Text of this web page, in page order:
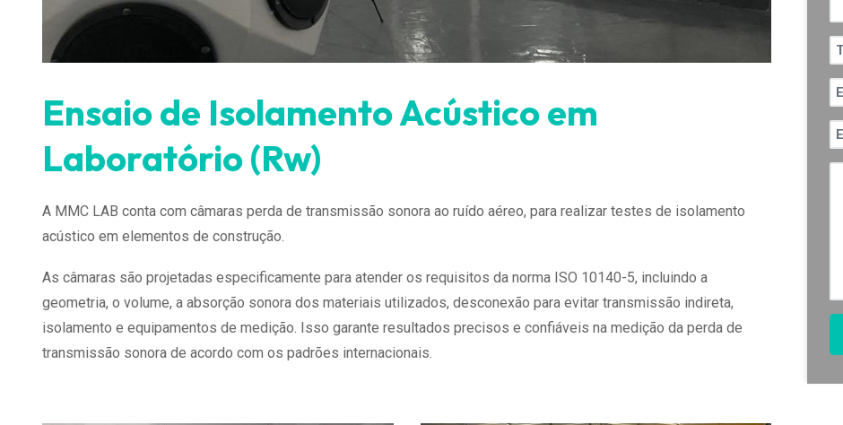
Ensaio de Isolamento Acústico em
Laboratório (Rw)
A MMC LAB conta com câmaras perda de transmissão sonora ao ruído aéreo, para realizar testes de isolamento
acústico em elementos de construção.
As câmaras são projetadas especificamente para atender os requisitos da norma ISO 10140-5, incluindo a
geometria, o volume, a absorção sonora dos materiais utilizados, desconexão para evitar transmissão indireta,
isolamento e equipamentos de medição. Isso garante resultados precisos e confiáveis na medição da perda de
transmissão sonora de acordo com os padrões internacionais.